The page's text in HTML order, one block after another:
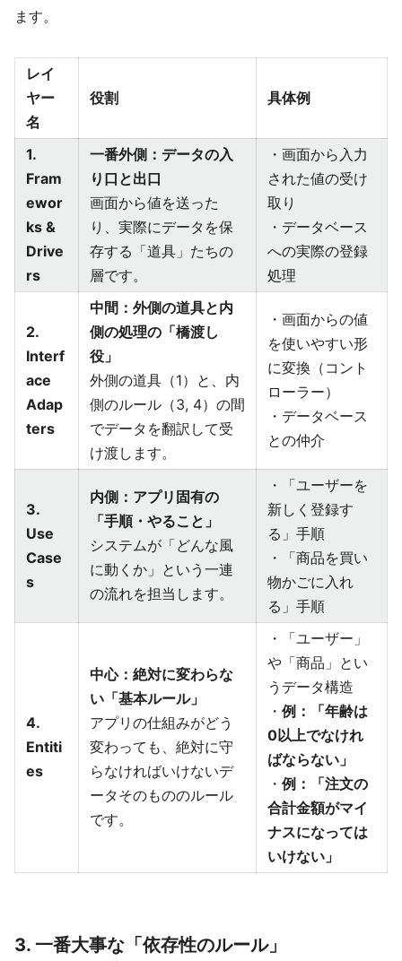
ます。
レイ
ヤー
名
役割 具体例
1.
Fram
ewor
ks &
Drive
rs
一番外側：データの入
り口と出口
画面から値を送った
り、実際にデータを保
存する「道具」たちの
層です。
・画面から入力
された値の受け
取り
・データベース
への実際の登録
処理
2.
Interf
ace
Adap
ters
中間：外側の道具と内
側の処理の「橋渡し
役」
外側の道具（1）と、内
側のルール（3, 4）の間
でデータを翻訳して受
け渡します。
・画面からの値
を使いやすい形
に変換（コント
ローラー）
・データベース
との仲介
3.
Use
Case
s
内側：アプリ固有の
「手順・やること」
システムが「どんな風
に動くか」という一連
の流れを担当します。
・「ユーザーを
新しく登録す
る」手順
・「商品を買い
物かごに入れ
る」手順
4.
Entiti
es
中心：絶対に変わらな
い「基本ルール」
アプリの仕組みがどう
変わっても、絶対に守
らなければいけないデ
ータそのもののルール
です。
・「ユーザー」
や「商品」とい
うデータ構造
・ 例：「年齢は
0以上でなけれ
ばならない」
・ 例：「注文の
合計金額がマイ
ナスになっては
いけない」
3. 一番大事な「依存性のルール」